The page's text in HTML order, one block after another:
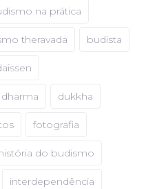
na prática
theravada budista
dharma dukkha
fotografia
do budismo
interdependência